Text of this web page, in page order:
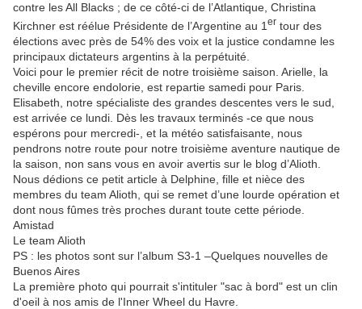
contre les All Blacks ; de ce côté-ci de l’Atlantique, Christina
Kirchner est réélue Présidente de l’Argentine au 1 er tour des
élections avec près de 54% des voix et la justice condamne les
principaux dictateurs argentins à la perpétuité.
Voici pour le premier récit de notre troisième saison. Arielle, la
cheville encore endolorie, est repartie samedi pour Paris.
Elisabeth, notre spécialiste des grandes descentes vers le sud,
est arrivée ce lundi. Dès les travaux terminés -ce que nous
espérons pour mercredi-, et la météo satisfaisante, nous
pendrons notre route pour notre troisième aventure nautique de
la saison, non sans vous en avoir avertis sur le blog d’Alioth.
Nous dédions ce petit article à Delphine, fille et nièce des
membres du team Alioth, qui se remet d’une lourde opération et
dont nous fûmes très proches durant toute cette période.
Amistad
Le team Alioth
PS : les photos sont sur l’album S3-1 –Quelques nouvelles de
Buenos Aires
La première photo qui pourrait s'intituler "sac à bord" est un clin
d'oeil à nos amis de l'Inner Wheel du Havre.